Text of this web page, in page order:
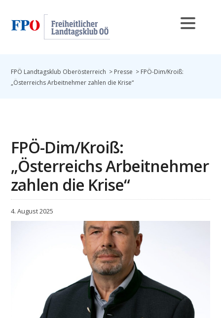
FPÖ Landtagsklub Oberösterreich > Presse > FPÖ-Dim/Kroiß:
„Österreichs Arbeitnehmer zahlen die Krise“
FPÖ-Dim/Kroiß:
„Österreichs Arbeitnehmer
zahlen die Krise“
4. August 2025